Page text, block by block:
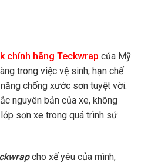
chính hãng Teckwrap của Mỹ
trong việc vệ sinh, hạn chế
chống xước sơn tuyệt vời.
nguyên bản của xe, không
sơn xe trong quá trình sử
cho xế yêu của mình,